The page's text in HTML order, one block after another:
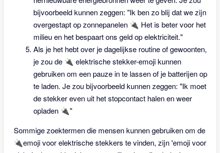
bijvoorbeeld kunnen zeggen: "Ik ben zo blij dat we zijn
overgestapt op zonnepanelen 🔌 Het is beter voor het
milieu en het bespaart ons geld op elektriciteit."
Als je het hebt over je dagelijkse routine of gewoonten,
je zou de 🔌 elektrische stekker-emoji kunnen
gebruiken om een pauze in te lassen of je batterijen op
te laden. Je zou bijvoorbeeld kunnen zeggen: "Ik moet
de stekker even uit het stopcontact halen en weer
opladen 🔌"
Sommige zoektermen die mensen kunnen gebruiken om de
🔌emoji voor elektrische stekkers te vinden, zijn 'emoji voor